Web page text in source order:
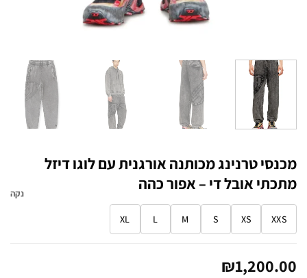
מכנסי טרנינג מכותנה אורגנית עם לוגו דיזל
מתכתי אובל די – אפור כהה
XXS
XS
S
M
L
XL
נקה
₪1,200.00